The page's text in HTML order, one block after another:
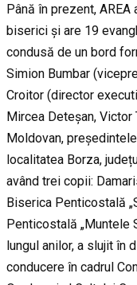
Până în prezent,
biserici și are 19
condusă de un bord
Simion Bumbar
Croitor (director
Mircea Deteșan, Victor
Moldovan,
localitatea Borza,
având trei copii:
Biserica Penticostală
Penticostală „Muntele
lungul anilor, a slujit în
conducere în cadrul